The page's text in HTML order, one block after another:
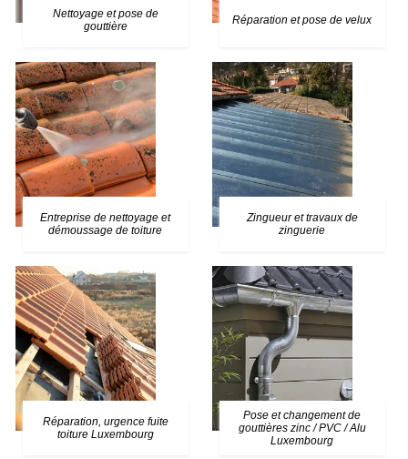
Nettoyage et pose de
gouttière
Réparation et pose de velux
Entreprise de nettoyage et
démoussage de toiture
Zingueur et travaux de
zinguerie
Réparation, urgence fuite
toiture Luxembourg
Pose et changement de
gouttières zinc / PVC / Alu
Luxembourg